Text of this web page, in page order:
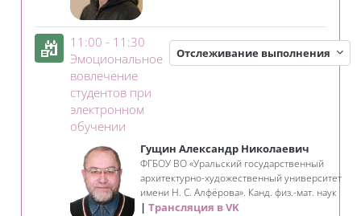
11:00 - 11:30
Эмоциональное
вовлечение
студентов при
электронном
обучении
Отслеживание выполнения
Гущин Александр Николаевич
ФГБОУ ВО «Уральский государственный
архитектурно-художественный университет
имени Н. С. Алфёрова». Канд. физ.-мат. наук
Трансляция в VK